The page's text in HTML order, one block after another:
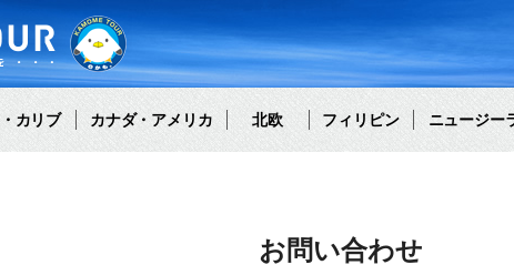
カリブ カナダ・アメリカ 北欧 フィリピン ニュージー
お問い合わせ